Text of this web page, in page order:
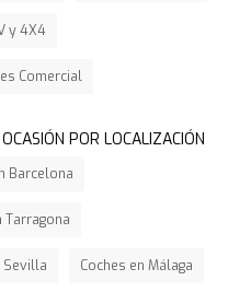
y 4X4
Comercial
POR LOCALIZACIÓN
Barcelona
Tarragona
Sevilla Coches en Málaga